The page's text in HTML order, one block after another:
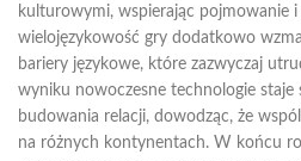
kulturowymi, wspierając pojmowanie
wielojęzykowość gry dodatkowo
bariery językowe, które zazwyczaj
wyniku nowoczesne technologie staje
budowania relacji, dowodząc, że
na różnych kontynentach. W końcu